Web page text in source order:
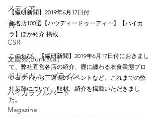
メディア
TV
CSR
文鹿祭(Bunkasai)
ボガボガ ループライン
ハイカラブルバード
Magazine
【繊研新聞】2019年6月17日付
新名店100選【ハウディードゥーディー】【ハイカ
ラ】ほか紹介 掲載
このたび、【繊研新聞】2019年6月17日付におきまし
て、弊社直営各店の紹介、鹿に纏わる衣食業態プロ
ジェクトから、過去のイベントなど、これまでの弊
社足跡について、取材、紹介を掲載いただきまし
た。